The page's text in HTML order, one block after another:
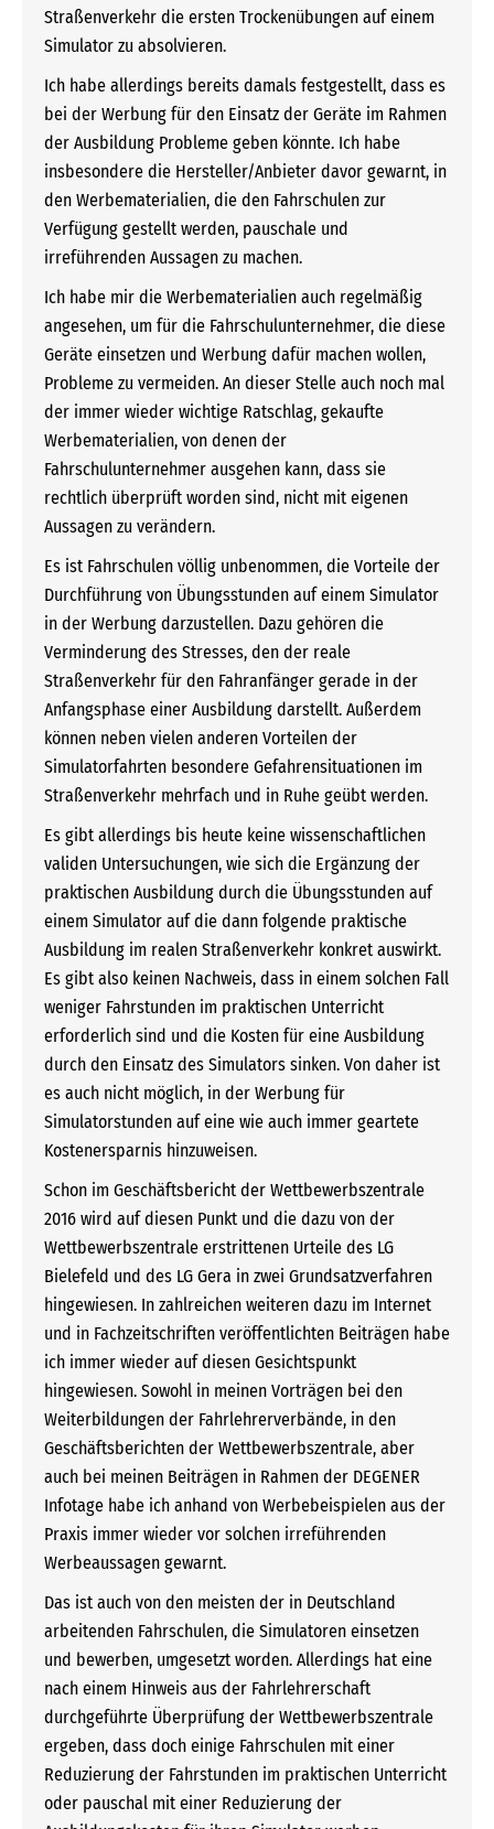
Straßenverkehr die ersten Trockenübungen auf einem
Simulator zu absolvieren.
Ich habe allerdings bereits damals festgestellt, dass es
bei der Werbung für den Einsatz der Geräte im Rahmen
der Ausbildung Probleme geben könnte. Ich habe
insbesondere die Hersteller/Anbieter davor gewarnt, in
den Werbematerialien, die den Fahrschulen zur
Verfügung gestellt werden, pauschale und
irreführenden Aussagen zu machen.
Ich habe mir die Werbematerialien auch regelmäßig
angesehen, um für die Fahrschulunternehmer, die diese
Geräte einsetzen und Werbung dafür machen wollen,
Probleme zu vermeiden. An dieser Stelle auch noch mal
der immer wieder wichtige Ratschlag, gekaufte
Werbematerialien, von denen der
Fahrschulunternehmer ausgehen kann, dass sie
rechtlich überprüft worden sind, nicht mit eigenen
Aussagen zu verändern.
Es ist Fahrschulen völlig unbenommen, die Vorteile der
Durchführung von Übungsstunden auf einem Simulator
in der Werbung darzustellen. Dazu gehören die
Verminderung des Stresses, den der reale
Straßenverkehr für den Fahranfänger gerade in der
Anfangsphase einer Ausbildung darstellt. Außerdem
können neben vielen anderen Vorteilen der
Simulatorfahrten besondere Gefahrensituationen im
Straßenverkehr mehrfach und in Ruhe geübt werden.
Es gibt allerdings bis heute keine wissenschaftlichen
validen Untersuchungen, wie sich die Ergänzung der
praktischen Ausbildung durch die Übungsstunden auf
einem Simulator auf die dann folgende praktische
Ausbildung im realen Straßenverkehr konkret auswirkt.
Es gibt also keinen Nachweis, dass in einem solchen Fall
weniger Fahrstunden im praktischen Unterricht
erforderlich sind und die Kosten für eine Ausbildung
durch den Einsatz des Simulators sinken. Von daher ist
es auch nicht möglich, in der Werbung für
Simulatorstunden auf eine wie auch immer geartete
Kostenersparnis hinzuweisen.
Schon im Geschäftsbericht der Wettbewerbszentrale
2016 wird auf diesen Punkt und die dazu von der
Wettbewerbszentrale erstrittenen Urteile des LG
Bielefeld und des LG Gera in zwei Grundsatzverfahren
hingewiesen. In zahlreichen weiteren dazu im Internet
und in Fachzeitschriften veröffentlichten Beiträgen habe
ich immer wieder auf diesen Gesichtspunkt
hingewiesen. Sowohl in meinen Vorträgen bei den
Weiterbildungen der Fahrlehrerverbände, in den
Geschäftsberichten der Wettbewerbszentrale, aber
auch bei meinen Beiträgen in Rahmen der DEGENER
Infotage habe ich anhand von Werbebeispielen aus der
Praxis immer wieder vor solchen irreführenden
Werbeaussagen gewarnt.
Das ist auch von den meisten der in Deutschland
arbeitenden Fahrschulen, die Simulatoren einsetzen
und bewerben, umgesetzt worden. Allerdings hat eine
nach einem Hinweis aus der Fahrlehrerschaft
durchgeführte Überprüfung der Wettbewerbszentrale
ergeben, dass doch einige Fahrschulen mit einer
Reduzierung der Fahrstunden im praktischen Unterricht
oder pauschal mit einer Reduzierung der